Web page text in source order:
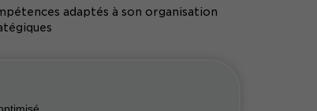
adaptés à son organisation